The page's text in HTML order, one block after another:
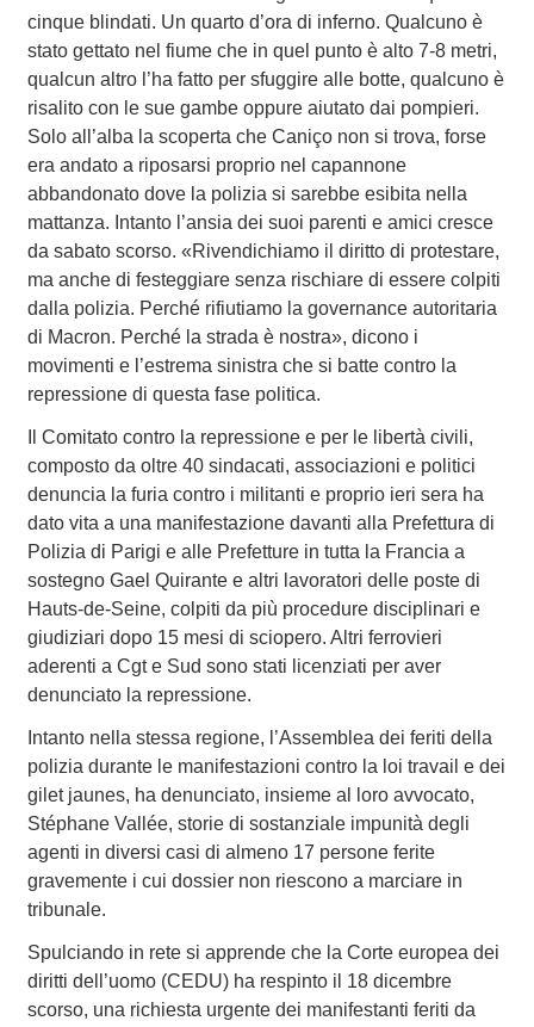
cinque blindati. Un quarto d’ora di inferno. Qualcuno è
stato gettato nel fiume che in quel punto è alto 7-8 metri,
qualcun altro l’ha fatto per sfuggire alle botte, qualcuno è
risalito con le sue gambe oppure aiutato dai pompieri.
Solo all’alba la scoperta che Caniço non si trova, forse
era andato a riposarsi proprio nel capannone
abbandonato dove la polizia si sarebbe esibita nella
mattanza. Intanto l’ansia dei suoi parenti e amici cresce
da sabato scorso. «Rivendichiamo il diritto di protestare,
ma anche di festeggiare senza rischiare di essere colpiti
dalla polizia. Perché rifiutiamo la governance autoritaria
di Macron. Perché la strada è nostra», dicono i
movimenti e l’estrema sinistra che si batte contro la
repressione di questa fase politica.
Il Comitato contro la repressione e per le libertà civili,
composto da oltre 40 sindacati, associazioni e politici
denuncia la furia contro i militanti e proprio ieri sera ha
dato vita a una manifestazione davanti alla Prefettura di
Polizia di Parigi e alle Prefetture in tutta la Francia a
sostegno Gael Quirante e altri lavoratori delle poste di
Hauts-de-Seine, colpiti da più procedure disciplinari e
giudiziari dopo 15 mesi di sciopero. Altri ferrovieri
aderenti a Cgt e Sud sono stati licenziati per aver
denunciato la repressione.
Intanto nella stessa regione, l’Assemblea dei feriti della
polizia durante le manifestazioni contro la loi travail e dei
gilet jaunes, ha denunciato, insieme al loro avvocato,
Stéphane Vallée, storie di sostanziale impunità degli
agenti in diversi casi di almeno 17 persone ferite
gravemente i cui dossier non riescono a marciare in
tribunale.
Spulciando in rete si apprende che la Corte europea dei
diritti dell’uomo (CEDU) ha respinto il 18 dicembre
scorso, una richiesta urgente dei manifestanti feriti da